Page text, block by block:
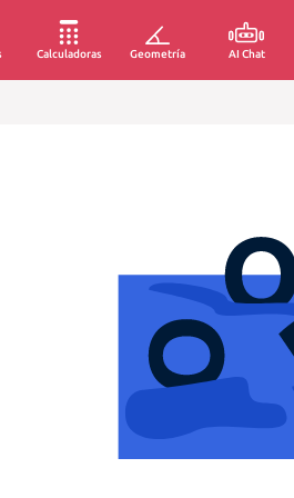
Calculadoras Geometría AI Chat